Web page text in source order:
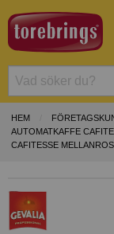
HEM
AUTOMATKAFFE
CAFITESSE